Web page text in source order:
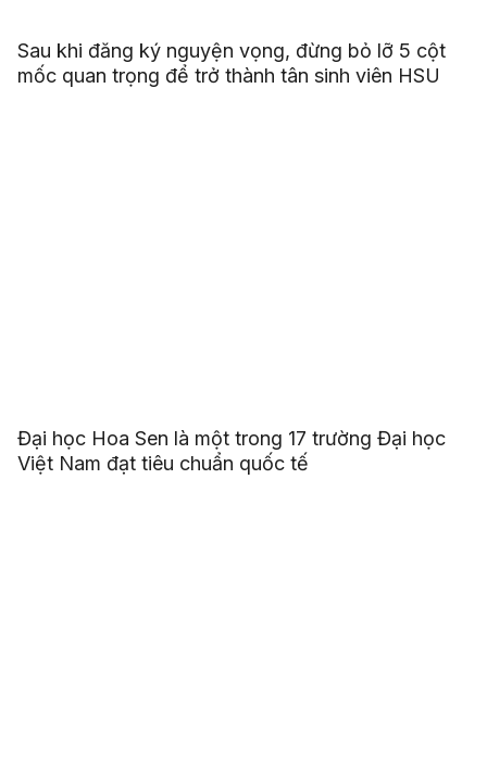
Sau khi đăng ký nguyện vọng, đừng bỏ lỡ 5 cột
mốc quan trọng để trở thành tân sinh viên HSU
Đại học Hoa Sen là một trong 17 trường Đại học
Việt Nam đạt tiêu chuẩn quốc tế